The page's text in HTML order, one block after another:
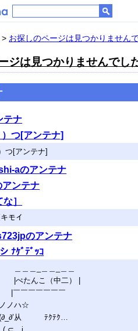
> お探しのページは見つかりません
ジは見つかりませんでし
テナ
）つ[アンテナ]
つ[アンテナ]
aのアンテナ
ンテナ
な］
モイ
のアンテナ
ﾅｹﾞﾃﾞｯｺ
こ（中二） |
￣￣￣￣
ハ☆
从 ﾃｸﾃｸ…